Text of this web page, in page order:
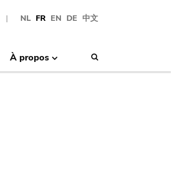
NL FR EN DE 中文
À propos